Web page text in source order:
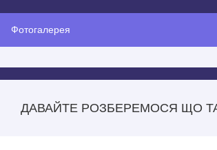
Фотогалерея
ДАВАЙТЕ РОЗБЕРЕМОСЯ ЩО